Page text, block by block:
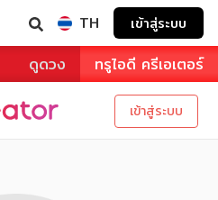
TH เข้าสู่ระบบ
ดูดวง ทรูไอดี ครีเอเตอร์
เข้าสู่ระบบ